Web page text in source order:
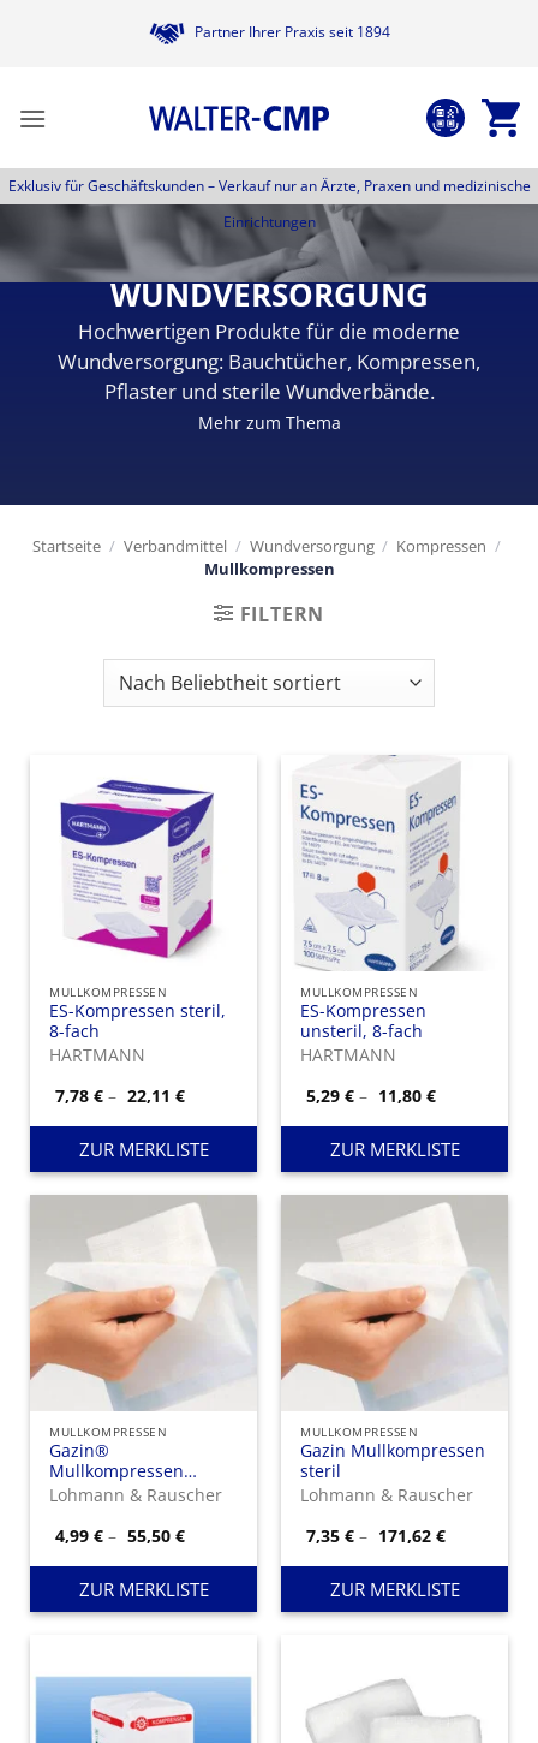
Partner Ihrer Praxis seit 1894
Exklusiv für Geschäftskunden –Verkauf nur an Ärzte, Praxen und medizinische
Einrichtungen
WUNDVERSORGUNG
Hochwertigen Produkte für die moderne
Wundversorgung: Bauchtücher, Kompressen,
Pflaster und sterile Wundverbände.
Mehr zum Thema
Startseite / Verbandmittel / Wundversorgung / Kompressen /
Mullkompressen
FILTERN
MULLKOMPRESSEN
ES-Kompressen steril,
8-fach
HARTMANN
7,78€ – 22,11€Preisspanne:
7,78 €
bis
22,11 €
ZUR MERKLISTE
MULLKOMPRESSEN
ES-Kompressen
unsteril, 8-fach
HARTMANN
5,29€ – 11,80€
5,29 €
bis
11,80 €
ZUR MERKLISTE
MULLKOMPRESSEN
Gazin®
Mullkompressen
unsteril
Lohmann & Rauscher
4,99€ – 55,50€Preisspanne:
4,99 €
bis
55,50 €
ZUR MERKLISTE
MULLKOMPRESSEN
Gazin Mullkompressen
steril
Lohmann & Rauscher
7,35€ – 171,62€
7,35 €
bis
171,62 €
ZUR MERKLISTE